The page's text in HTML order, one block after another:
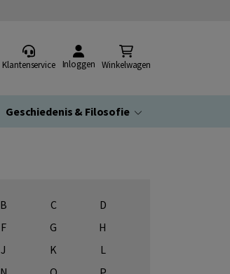
Klantenservice Inloggen Winkelwagen
Geschiedenis & Filosofie
B C
D
F G
H
J K
L